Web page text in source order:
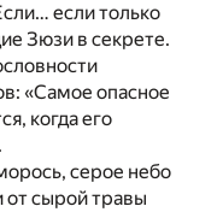
если только
Зюзи в секрете.
«Самое опасное
когда его
серое небо
сырой травы